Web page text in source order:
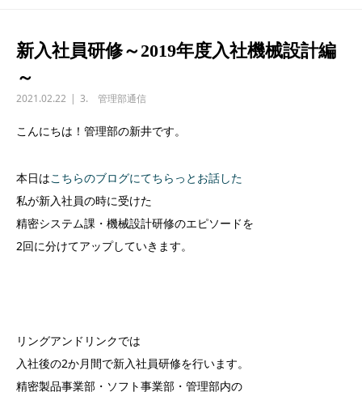
新入社員研修～2019年度入社機械設計編
～
2021.02.22 3. 管理部通信
こんにちは！管理部の新井です。
本日はこちらのブログにてちらっとお話した
私が新入社員の時に受けた
精密システム課・機械設計研修のエピソードを
2回に分けてアップしていきます。
リングアンドリンクでは
入社後の2か月間で新入社員研修を行います。
精密製品事業部・ソフト事業部・管理部内の